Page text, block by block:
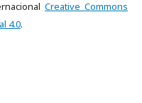
Creative Commons
4.0.